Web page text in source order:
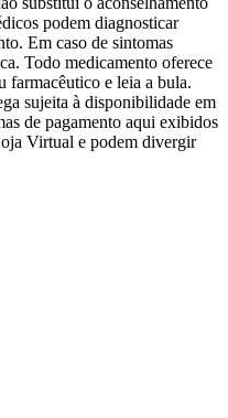
podem diagnosticar
Em caso de sintomas
Todo medicamento oferece
farmacêutico e leia a bula.
sujeita à disponibilidade em
de pagamento aqui exibidos
Virtual e podem divergir